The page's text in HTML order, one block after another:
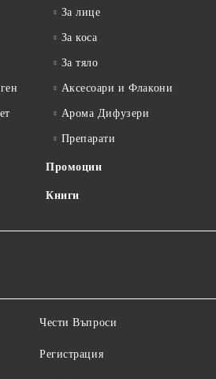
За лице
За коса
За тяло
Аксесоари и Флакони
Арома Дифузери
Препарати
Промоции
Книги
Чести Въпроси
Регистрация